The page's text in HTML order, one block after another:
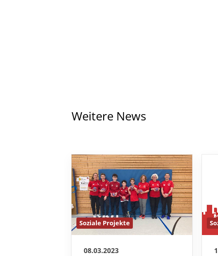
Weitere News
Soziale Projekte
08.03.2023